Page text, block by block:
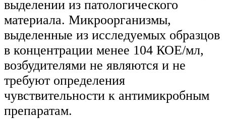
выделении из патологического
материала. Микроорганизмы,
выделенные из исследуемых образцов
в концентрации менее 104 КОЕ/мл,
возбудителями не являются и не
требуют определения
чувствительности к антимикробным
препаратам.